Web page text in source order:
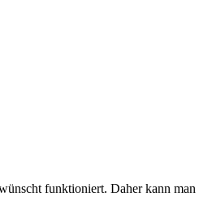
funktioniert. Daher kann man